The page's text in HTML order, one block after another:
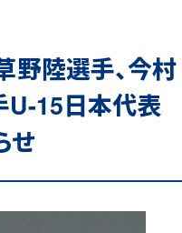
野陸選手、今村
U-15日本代表
せ